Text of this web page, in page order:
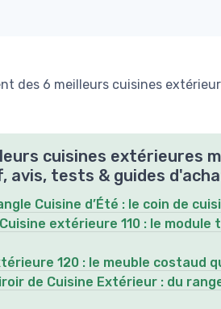
des 6 meilleurs cuisines
cuisines extérieures
avis, tests & guides
Cuisine d’Été : le coin de
extérieure 110 : le
120 : le meuble costaud
de Cuisine Extérieur : du